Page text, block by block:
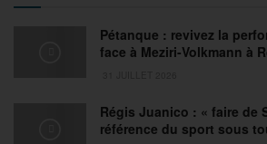
Pétanque : revivez la
face à Meziri-Volkmann à
Régis Juanico : « faire de
référence du sport sous